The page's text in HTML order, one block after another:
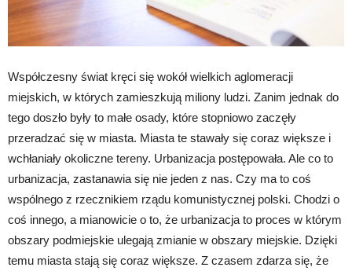
Współczesny świat kręci się wokół wielkich aglomeracji
miejskich, w których zamieszkują miliony ludzi. Zanim jednak do
tego doszło były to małe osady, które stopniowo zaczęły
przeradzać się w miasta. Miasta te stawały się coraz większe i
wchłaniały okoliczne tereny. Urbanizacja postępowała. Ale co to
urbanizacja, zastanawia się nie jeden z nas. Czy ma to coś
wspólnego z rzecznikiem rządu komunistycznej polski. Chodzi o
coś innego, a mianowicie o to, że urbanizacja to proces w którym
obszary podmiejskie ulegają zmianie w obszary miejskie. Dzięki
temu miasta stają się coraz większe. Z czasem zdarza się, że